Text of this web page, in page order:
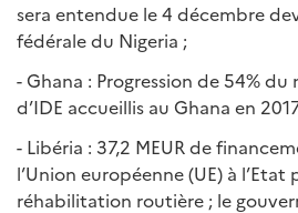
sera entendue le 4 décembre
fédérale du Nigeria ;
- Ghana : Progression de 54%
d’IDE accueillis au Ghana en
- Libéria : 37,2 MEUR de
l’Union européenne (UE) à
réhabilitation routière ; le